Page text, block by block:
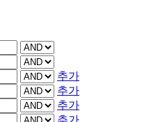
추가
추가
추가
추가